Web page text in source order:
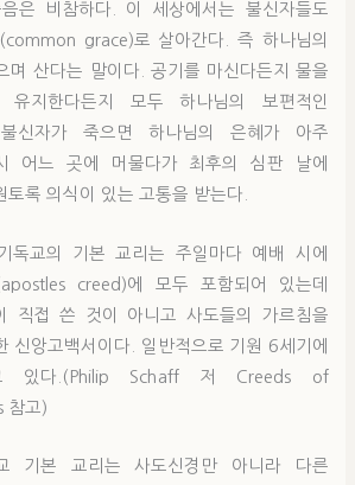
은 비참하다. 이 세상에서는 불신자들도
grace)로 살아간다. 즉 하나님의
며 산다는 말이다. 공기를 마신다든지 물을
유지한다든지 모두 하나님의 보편적인
신자가 죽으면 하나님의 은혜가 아주
어느 곳에 머물다가 최후의 심판 날에
토록 의식이 있는 고통을 받는다.
독교의 기본 교리는 주일마다 예배 시에
creed)에 모두 포함되어 있는데
직접 쓴 것이 아니고 사도들의 가르침을
신앙고백서이다. 일반적으로 기원 6세기에
있다.(Philip Schaff 저 Creeds of
참고)
기본 교리는 사도신경만 아니라 다른